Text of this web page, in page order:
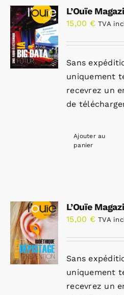
L’Ouïe
15,00 € TVA
Sans
uniquement
recevrez un
de
Ajouter au
panier
L’Ouïe
15,00 € TVA
Sans
uniquement
recevrez un